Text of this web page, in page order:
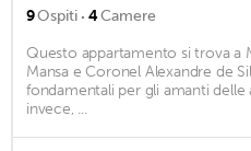
9Ospiti · 4Camere
Questo appartamento si trova a
Mansa e Coronel Alexandre de
fondamentali per gli amanti delle
invece, ...